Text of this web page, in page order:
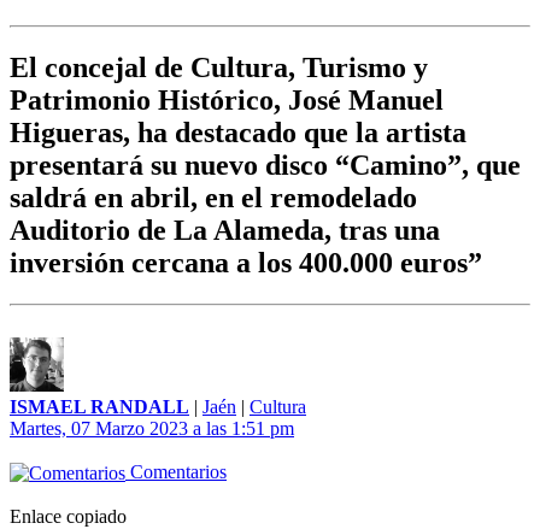
El concejal de Cultura, Turismo y
Patrimonio Histórico, José Manuel
Higueras, ha destacado que la artista
presentará su nuevo disco “Camino”, que
saldrá en abril, en el remodelado
Auditorio de La Alameda, tras una
inversión cercana a los 400.000 euros”
ISMAEL RANDALL | Jaén | Cultura
Martes, 07 Marzo 2023 a las 1:51 pm
Comentarios
Enlace copiado